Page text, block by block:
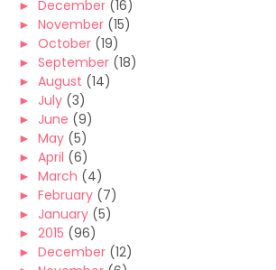
► December (16)
► November (15)
► October (19)
► September (18)
► August (14)
► July (3)
► June (9)
► May (5)
► April (6)
► March (4)
► February (7)
► January (5)
► 2015 (96)
► December (12)